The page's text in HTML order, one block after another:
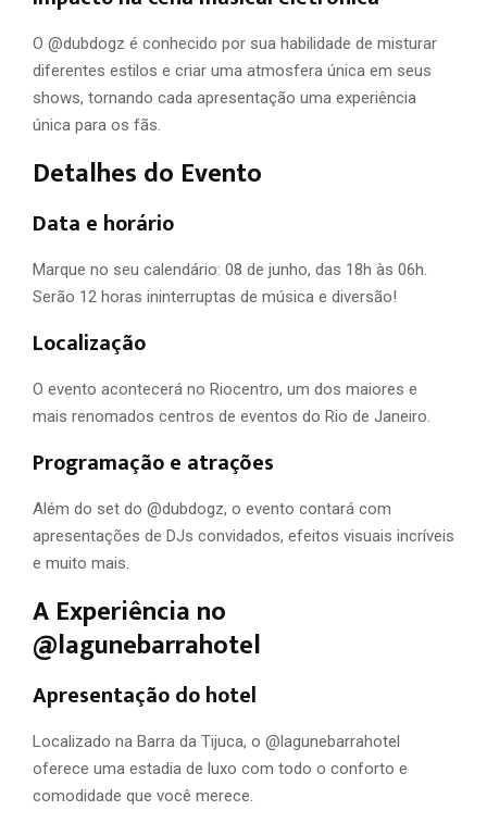
O @dubdogz é conhecido por sua habilidade de misturar
diferentes estilos e criar uma atmosfera única em seus
shows, tornando cada apresentação uma experiência
única para os fãs.
Detalhes do Evento
Data e horário
Marque no seu calendário: 08 de junho, das 18h às 06h.
Serão 12 horas ininterruptas de música e diversão!
Localização
O evento acontecerá no Riocentro, um dos maiores e
mais renomados centros de eventos do Rio de Janeiro.
Programação e atrações
Além do set do @dubdogz, o evento contará com
apresentações de DJs convidados, efeitos visuais incríveis
e muito mais.
A Experiência no
@lagunebarrahotel
Apresentação do hotel
Localizado na Barra da Tijuca, o @lagunebarrahotel
oferece uma estadia de luxo com todo o conforto e
comodidade que você merece.